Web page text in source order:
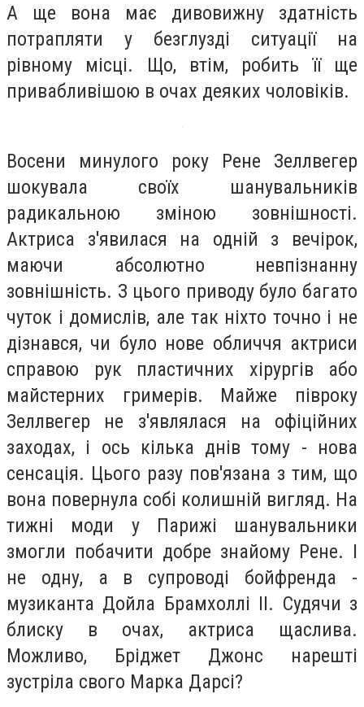
А ще вона має дивовижну здатність
потрапляти у безглузді ситуації на
рівному місці. Що, втім, робить її ще
привабливішою в очах деяких чоловіків.
Восени минулого року Рене Зеллвегер
шокувала своїх шанувальників
радикальною зміною зовнішності.
Актриса з'явилася на одній з вечірок,
маючи абсолютно невпізнанну
зовнішність. З цього приводу було багато
чуток і домислів, але так ніхто точно і не
дізнався, чи було нове обличчя актриси
справою рук пластичних хірургів або
майстерних гримерів. Майже півроку
Зеллвегер не з'являлася на офіційних
заходах, і ось кілька днів тому - нова
сенсація. Цього разу пов'язана з тим, що
вона повернула собі колишній вигляд. На
тижні моди у Парижі шанувальники
змогли побачити добре знайому Рене. І
не одну, а в супроводі бойфренда -
музиканта Дойла Брамхоллі II. Судячи з
блиску в очах, актриса щаслива.
Можливо, Бріджет Джонс нарешті
зустріла свого Марка Дарсі?